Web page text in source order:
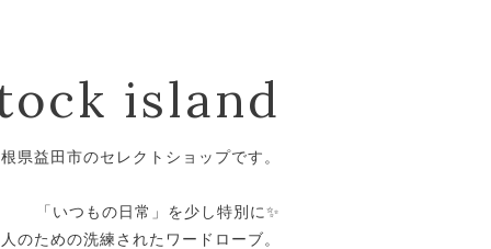
island
県益田市のセレクトショップです。
「いつもの日常」を少し特別に✨
のための洗練されたワードローブ。